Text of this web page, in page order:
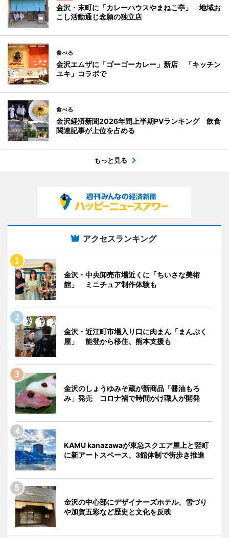
金沢・末町に「カレーハウスやまねこ亭」 地域お
こし活動通じ念願の独立店
食べる
金沢エムザに「ゴーゴーカレー」新店 「キッチン
ユキ」コラボで
食べる
金沢経済新聞2026年間上半期PVランキング 飲食
関連記事が上位を占める
もっと見る
アクセスランキング
金沢・中央卸売市場近くに「ちいさな美術
館」 ミニチュア制作体験も
金沢・近江町市場入り口に肉まん「まんぷく
屋」 能登から移住、熊本支援も
金沢のしょうゆみそ蔵が新商品「醤油もろ
み」発売 コロナ禍で時間かけ職人が開発
KAMU kanazawaが東急スクエア屋上と竪町
に新アートスペース、3館体制で街歩き推進
金沢の中心部にデザイナーズホテル、雪づり
や加賀五彩など歴史と文化を反映